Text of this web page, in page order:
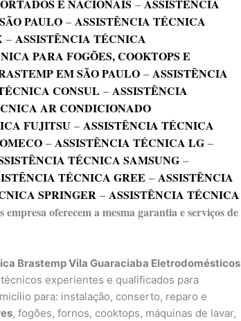
E NACIONAIS –ASSISTÊNCIA
PAULO –ASSISTÊNCIA TÉCNICA
–ASSISTÊNCIA TÉCNICA
PARA FOGÕES, COOKTOPS E
EM SÃO PAULO –ASSISTÊNCIA
CONSUL –ASSISTÊNCIA
AR CONDICIONADO
FUJITSU –ASSISTÊNCIA TÉCNICA
–ASSISTÊNCIA TÉCNICA LG –
TÉCNICA SAMSUNG –
TÉCNICA GREE –ASSISTÊNCIA
SPRINGER –ASSISTÊNCIA TÉCNICA
empresa oferecem a mesma garantia e serviços de
Brastemp Vila Guaraciaba Eletrodomésticos
experientes e qualificados para
para: instalação, conserto, reparo e
, fogões, fornos, cooktops, máquinas de lavar,